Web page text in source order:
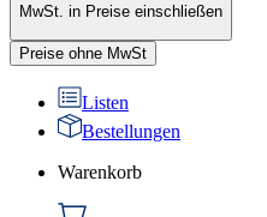
MwSt. in Preise einschließen
Preise ohne MwSt
Listen
Bestellungen
Warenkorb